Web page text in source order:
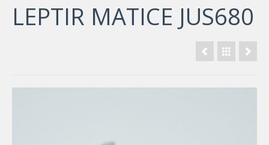
LEPTIR MATICE JUS680